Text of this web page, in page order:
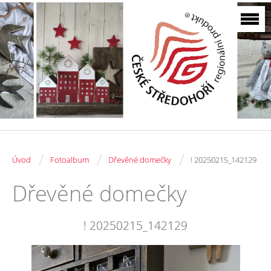
Úvod / Fotoalbum / Dřevěné domečky / ! 20250215_142129
Dřevěné domečky
! 20250215_142129